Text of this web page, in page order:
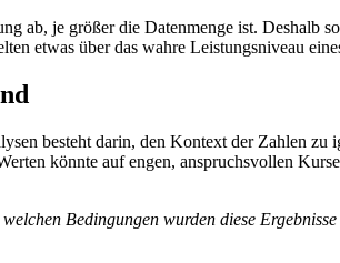
ab, je größer die Datenmenge ist. Deshalb
etwas über das wahre Leistungsniveau
besteht darin, den Kontext der Zahlen
könnte auf engen, anspruchsvollen
Bedingungen wurden diese